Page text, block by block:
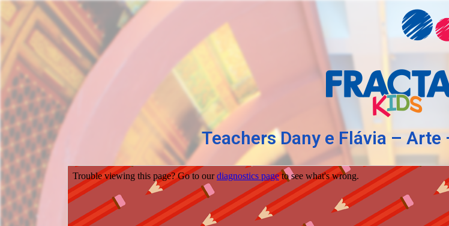
Teachers Dany e Flávia – Arte